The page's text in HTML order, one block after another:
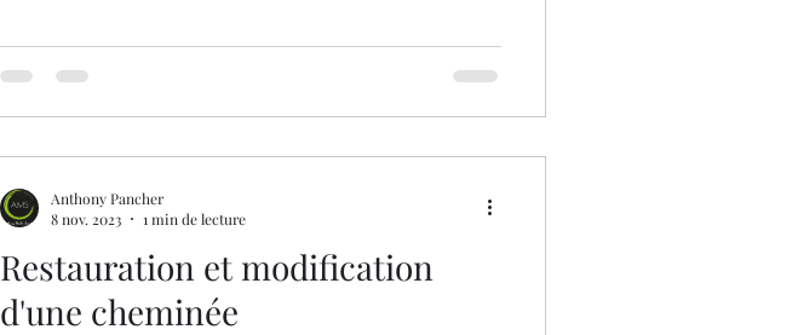
Restauration et modification
d'une cheminée
Anthony Pancher
8 nov. 2023
1 min de lecture